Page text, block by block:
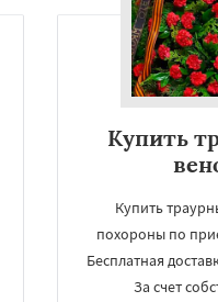
Купить
Купить
похороны по
Бесплатная
За счет